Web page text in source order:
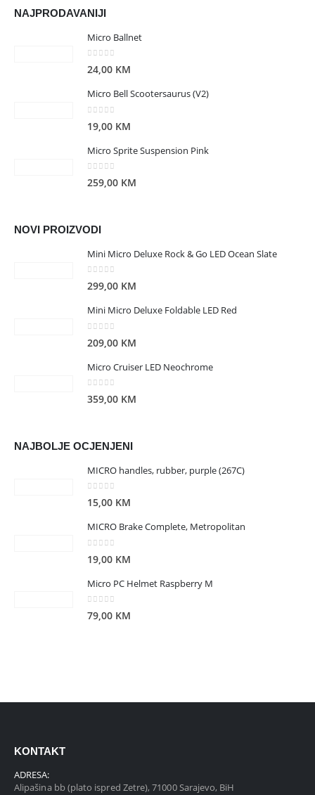
NAJPRODAVANIJI
Micro Ballnet
0 out of 5
24,00 KM
Micro Bell Scootersaurus (V2)
19,00 KM
Micro Sprite Suspension Pink
0 out of 5
259,00 KM
NOVI PROIZVODI
Mini Micro Deluxe Rock & Go LED Ocean Slate
0 out of 5
299,00 KM
Mini Micro Deluxe Foldable LED Red
209,00 KM
Micro Cruiser LED Neochrome
0out of 5
359,00 KM
NAJBOLJE OCJENJENI
MICRO handles, rubber, purple (267C)
0 out of 5
15,00 KM
MICRO Brake Complete, Metropolitan
19,00 KM
Micro PC Helmet Raspberry M
0out of 5
79,00 KM
KONTAKT
ADRESA:
Alipašina bb (plato ispred Zetre), 71000 Sarajevo, BiH